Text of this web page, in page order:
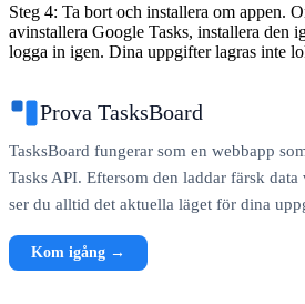
Steg 4: Ta bort och installera om appen.
avinstallera Google Tasks, installera den
logga in igen. Dina uppgifter lagras inte
Prova TasksBoard
TasksBoard fungerar som en webbapp
Tasks API. Eftersom den laddar färsk
ser du alltid det aktuella läget för dina
Kom igång →